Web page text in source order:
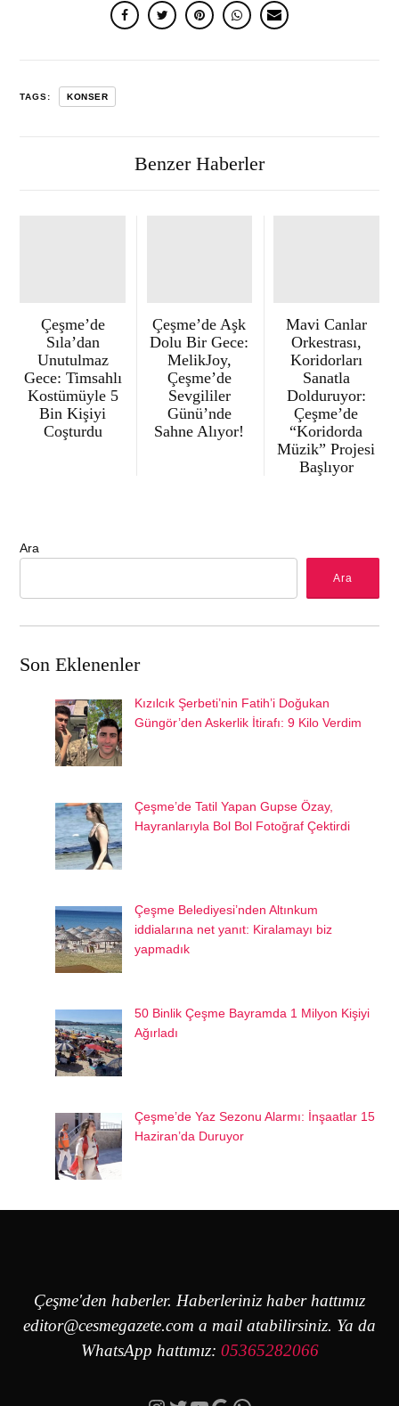
TAGS: KONSER
Benzer Haberler
Çeşme’de
Sıla’dan
Unutulmaz
Gece: Timsahlı
Kostümüyle 5
Bin Kişiyi
Coşturdu
Çeşme’de Aşk
Dolu Bir Gece:
MelikJoy,
Çeşme’de
Sevgililer
Günü’nde
Sahne Alıyor!
Mavi Canlar
Orkestrası,
Koridorları
Sanatla
Dolduruyor:
Çeşme’de
“Koridorda
Müzik” Projesi
Başlıyor
Ara
Ara
Son Eklenenler
Kızılcık Şerbeti’nin Fatih’i Doğukan
Güngör’den Askerlik İtirafı: 9 Kilo Verdim
Çeşme’de Tatil Yapan Gupse Özay,
Hayranlarıyla Bol Bol Fotoğraf Çektirdi
Çeşme Belediyesi’nden Altınkum
iddialarına net yanıt: Kiralamayı biz
yapmadık
50 Binlik Çeşme Bayramda 1 Milyon Kişiyi
Ağırladı
Çeşme’de Yaz Sezonu Alarmı: İnşaatlar 15
Haziran’da Duruyor
Çeşme'den haberler. Haberleriniz haber hattımız
editor@cesmegazete.com a mail atabilirsiniz. Ya da
WhatsApp hattımız: 05365282066